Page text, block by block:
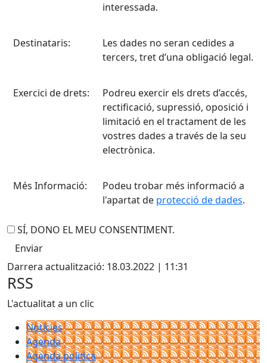
interessada.
Destinataris:
Les dades no seran cedides a
tercers, tret d’una obligació legal.
Exercici de drets:
Podreu exercir els drets d’accés,
rectificació, supressió, oposició i
limitació en el tractament de les
vostres dades a través de la seu
electrònica.
Més Informació:
Podeu trobar més informació a
l'apartat de protecció de dades.
SÍ, DONO EL MEU CONSENTIMENT.
Darrera actualització: 18.03.2022 | 11:31
RSS
L'actualitat a un clic
Notícies
Agenda
Agenda política